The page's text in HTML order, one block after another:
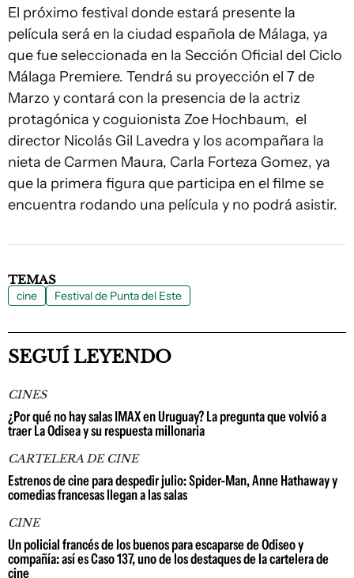
El próximo festival donde estará presente la
película será en la ciudad española de Málaga, ya
que fue seleccionada en la Sección Oficial del Ciclo
Málaga Premiere. Tendrá su proyección el 7 de
Marzo y contará con la presencia de la actriz
protagónica y coguionista Zoe Hochbaum, el
director Nicolás Gil Lavedra y los acompañara la
nieta de Carmen Maura, Carla Forteza Gomez, ya
que la primera figura que participa en el filme se
encuentra rodando una película y no podrá asistir.
TEMAS
cine Festival de Punta del Este
SEGUÍ LEYENDO
CINES
¿Por qué no hay salas IMAX en Uruguay? La pregunta que volvió a
traer La Odisea y su respuesta millonaria
CARTELERA DE CINE
Estrenos de cine para despedir julio: Spider-Man, Anne Hathaway y
comedias francesas llegan a las salas
CINE
Un policial francés de los buenos para escaparse de Odiseo y
compañía: así es Caso 137, uno de los destaques de la cartelera de
cine